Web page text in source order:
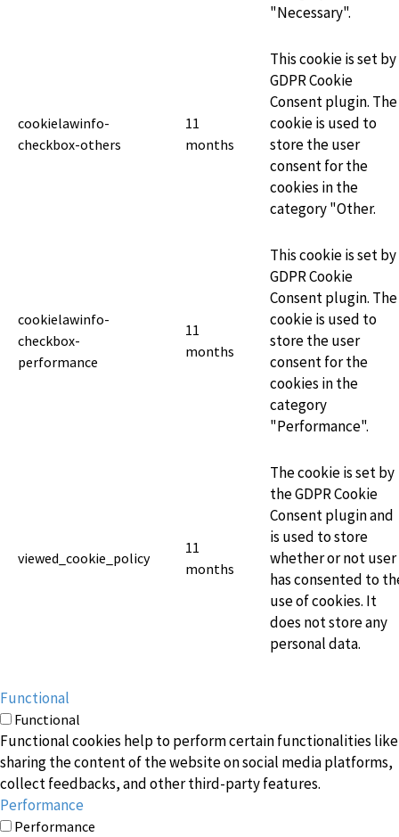
"Necessary".
cookielawinfo-
checkbox-others
11
months
This cookie is set by
GDPR Cookie
Consent plugin. The
cookie is used to
store the user
consent for the
cookies in the
category "Other.
cookielawinfo-
checkbox-
performance
11
months
This cookie is set by
GDPR Cookie
Consent plugin. The
cookie is used to
store the user
consent for the
cookies in the
category
"Performance".
viewed_cookie_policy
11
months
The cookie is set by
the GDPR Cookie
Consent plugin and
is used to store
whether or not user
has consented to
use of cookies. It
does not store any
personal data.
Functional
Functional
Functional cookies help to perform certain functionalities like
sharing the content of the website on social media platforms,
collect feedbacks, and other third-party features.
Performance
Performance